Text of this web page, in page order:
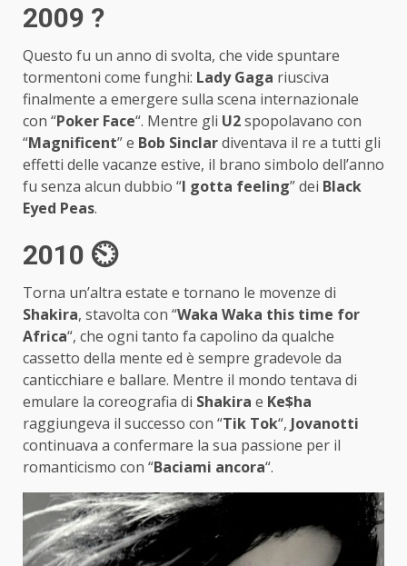
2009 ?
Questo fu un anno di svolta, che vide spuntare
tormentoni come funghi: Lady Gaga riusciva
finalmente a emergere sulla scena internazionale
con “Poker Face“. Mentre gli U2spopolavano con
“Magnificent” e Bob Sinclardiventava il re a tutti gli
effetti delle vacanze estive, il brano simbolo dell’anno
fu senza alcun dubbio “I gotta feeling” dei Black
Eyed Peas.
2010 ⏲
Torna un’altra estate e tornano le movenze di
Shakira, stavolta con “Waka Waka this time for
Africa“, che ogni tanto fa capolino da qualche
cassetto della mente ed è sempre gradevole da
canticchiare e ballare. Mentre il mondo tentava di
emulare la coreografia di Shakira e Ke$ha
raggiungeva il successo con “Tik Tok“, Jovanotti
continuava a confermare la sua passione per il
romanticismo con “Baciami ancora“.